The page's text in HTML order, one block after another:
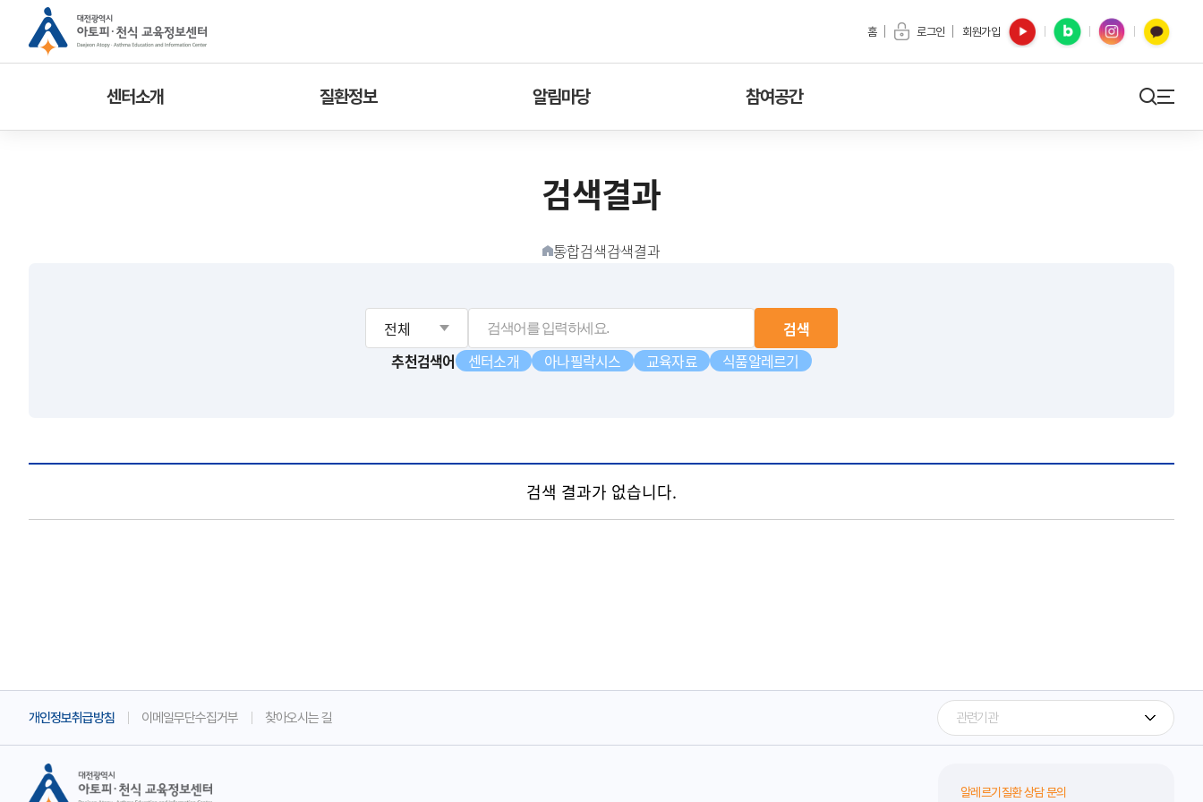
홈 로그인 회원가입
센터소개 질환정보 알림마당 참여공간
검색결과
통합검색검색결과
검색
추천검색어
센터소개 아나필락시스 교육자료 식품알레르기
검색 결과가 없습니다.
개인정보취급방침 이메일무단수집거부 찾아오시는 길
알레르기질환 상담 문의